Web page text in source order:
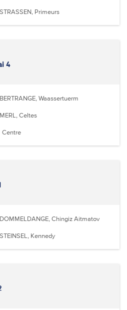
STRASSEN, Primeurs
4
BERTRANGE, Waassertuerm
MERL, Celtes
Centre
DOMMELDANGE, Chingiz Aitmatov
STEINSEL, Kennedy